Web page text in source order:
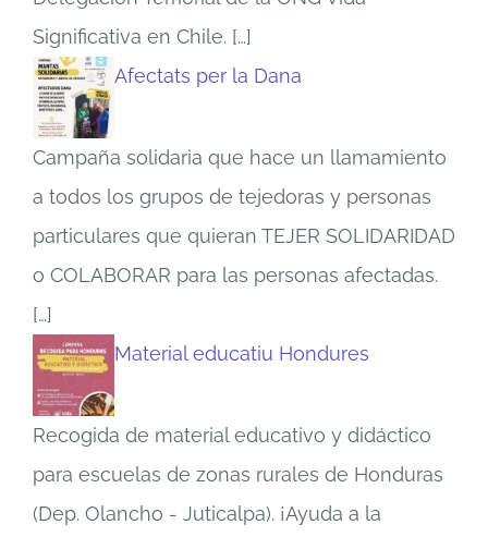
Significativa en Chile. […]
Afectats per la Dana
Campaña solidaria que hace un llamamiento
a todos los grupos de tejedoras y personas
particulares que quieran TEJER SOLIDARIDAD
o COLABORAR para las personas afectadas.
[…]
Material educatiu Hondures
Recogida de material educativo y didáctico
para escuelas de zonas rurales de Honduras
(Dep. Olancho - Juticalpa). ¡Ayuda a la